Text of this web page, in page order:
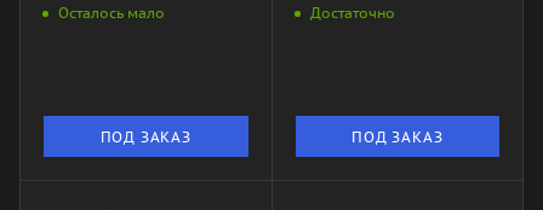
Осталось мало
ПОД ЗАКАЗ
Достаточно
ПОД ЗАКАЗ